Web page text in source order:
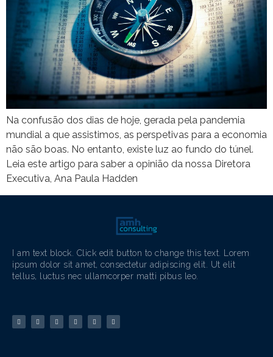
Na confusão dos dias de hoje, gerada pela pandemia
mundial a que assistimos, as perspetivas para a economia
não são boas. No entanto, existe luz ao fundo do túnel.
Leia este artigo para saber a opinião da nossa Diretora
Executiva, Ana Paula Hadden
I am text block. Click edit button to change this text. Lorem
ipsum dolor sit amet, consectetur adipiscing elit. Ut elit
tellus, luctus nec ullamcorper matti pibus leo.